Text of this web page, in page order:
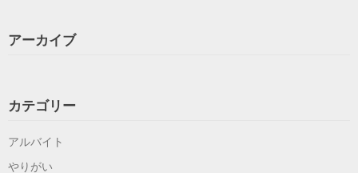
アーカイブ
カテゴリー
アルバイト
やりがい